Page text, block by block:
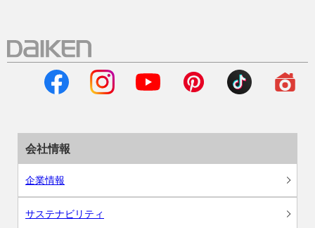
会社情報
企業情報
サステナビリティ